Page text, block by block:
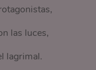
las luces,
lagrimal.